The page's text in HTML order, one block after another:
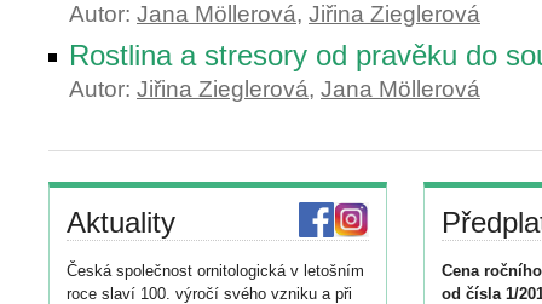
Autor: Jana Möllerová, Jiřina Zieglerová
Rostlina a stresory od pravěku do
Autor: Jiřina Zieglerová, Jana Möllerová
Aktuality
Česká společnost ornitologická v letošním
roce slaví 100. výročí svého vzniku a při
Cena
od čísla 1/